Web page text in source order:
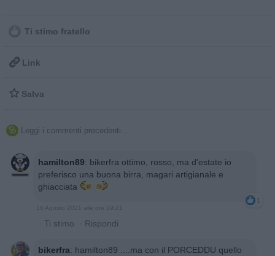
Ti stimo fratello
 Link
 Salva
 Leggi i commenti precedenti...
hamilton89: bikerfra ottimo, rosso, ma d'estate io
preferisco una buona birra, magari artigianale e
ghiacciata
1
16 Agosto 2021 alle ore 19:21
· Ti stimo · Rispondi
bikerfra: hamilton89 ....ma con il PORCEDDU quello